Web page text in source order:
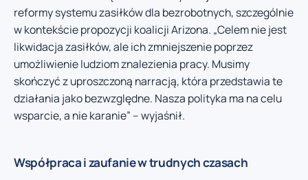
reformy systemu zasiłków dla bezrobotnych, szczególnie
w kontekście propozycji koalicji Arizona. „Celem nie jest
likwidacja zasiłków, ale ich zmniejszenie poprzez
umożliwienie ludziom znalezienia pracy. Musimy
skończyć z uproszczoną narracją, która przedstawia te
działania jako bezwzględne. Nasza polityka ma na celu
wsparcie, a nie karanie” – wyjaśnił.
Współpraca i zaufanie w trudnych czasach